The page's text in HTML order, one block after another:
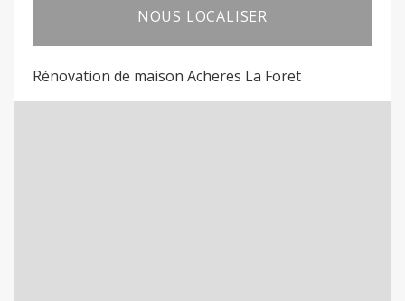
NOUS LOCALISER
Rénovation de maison Acheres La Foret